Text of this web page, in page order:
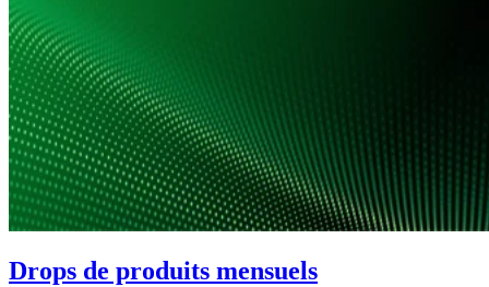
Drops de produits mensuels